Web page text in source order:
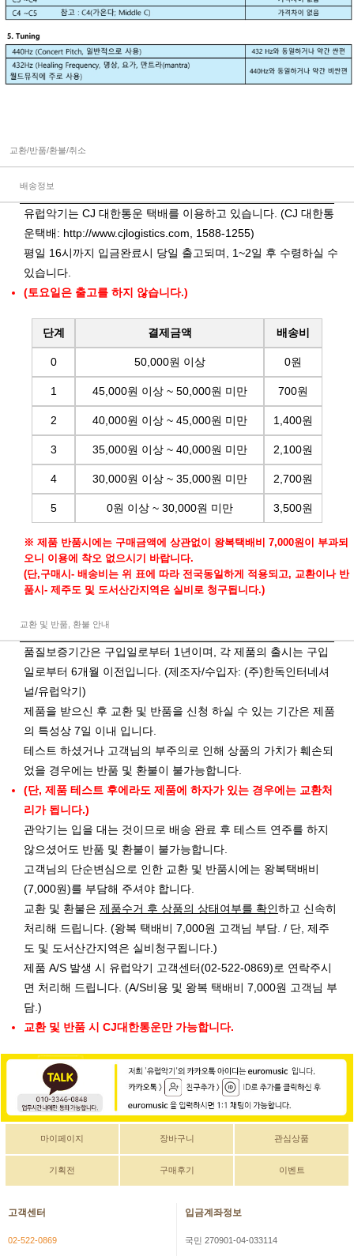
교환/반품/환불/취소
배송정보
유럽악기는 CJ 대한통운 택배를 이용하고 있습니다. (CJ 대한통
운택배: http://www.cjlogistics.com , 1588-1255)
평일 16시까지 입금완료시 당일 출고되며, 1~2일 후 수령하실 수
있습니다.
(토요일은 출고를 하지 않습니다.)
단계 결제금액 배송비
0 50,000원 이상 0원
1 45,000원 이상 ~ 50,000원 미만 700원
2 40,000원 이상 ~ 45,000원 미만 1,400원
3 35,000원 이상 ~ 40,000원 미만 2,100원
4 30,000원 이상 ~ 35,000원 미만 2,700원
5 0원 이상 ~ 30,000원 미만 3,500원
※ 제품 반품시에는 구매금액에 상관없이 왕복택배비 7,000원이 부과되
오니 이용에 착오 없으시기 바랍니다.
(단,구매시- 배송비는 위 표에 따라 전국동일하게 적용되고, 교환이나 반
품시- 제주도 및 도서산간지역은 실비로 청구됩니다.)
교환 및 반품, 환불 안내
품질보증기간은 구입일로부터 1년이며, 각 제품의 출시는 구입
일로부터 6개월 이전입니다. (제조자/수입자: (주)한독인터네셔
널/유럽악기)
제품을 받으신 후 교환 및 반품을 신청 하실 수 있는 기간은 제품
의 특성상 7일 이내 입니다.
테스트 하셨거나 고객님의 부주의로 인해 상품의 가치가 훼손되
었을 경우에는 반품 및 환불이 불가능합니다.
(단, 제품 테스트 후에라도 제품에 하자가 있는 경우에는 교환처
리가 됩니다.)
관악기는 입을 대는 것이므로 배송 완료 후 테스트 연주를 하지
않으셨어도 반품 및 환불이 불가능합니다.
고객님의 단순변심으로 인한 교환 및 반품시에는 왕복택배비
(7,000원)를 부담해 주셔야 합니다.
교환 및 환불은 제품수거 후 상품의 상태여부를 확인하고 신속히
처리해 드립니다. (왕복 택배비 7,000원 고객님 부담. / 단, 제주
도 및 도서산간지역은 실비청구됩니다.)
제품 A/S 발생 시 유럽악기 고객센터(02-522-0869)로 연락주시
면 처리해 드립니다. (A/S비용 및 왕복 택배비 7,000원 고객님 부
담.)
교환 및 반품 시 CJ대한통운만 가능합니다.
마이페이지 장바구니 관심상품
기획전 구매후기 이벤트
고객센터
02-522-0869
입금계좌정보
국민 270901-04-033114